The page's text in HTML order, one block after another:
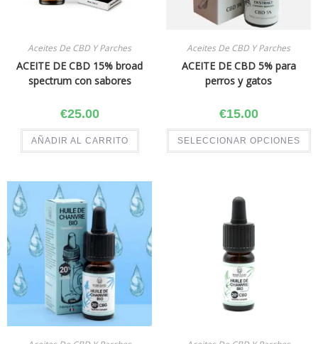
Aceites De CBD Y Parches
ACEITE DE CBD 15% broad
spectrum con sabores
€25.00
AÑADIR AL CARRITO
Aceites De CBD Y Parches
ACEITE DE CBD 5% para
perros y gatos
€15.00
SELECCIONAR OPCIONES